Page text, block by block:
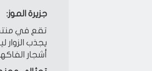
جزيرة الموز:
تقع في
يجذب
أشجار